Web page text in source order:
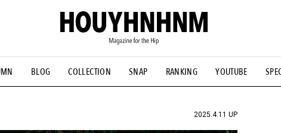
BLOG COLLECTION SNAP RANKING YOUTUBE
#古着サミット #NEW VINTAGE #マイナーグッド図鑑 #路
#FOCUS IT #AH.H #ととけん #FASHION #MUSIC
2025.4.11 UP